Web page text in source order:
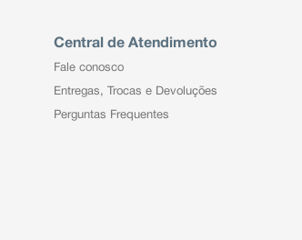
Central de Atendimento
Fale conosco
Entregas, Trocas e Devoluções
Perguntas Frequentes